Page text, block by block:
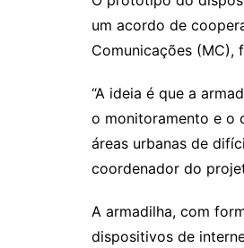
um acordo de
Comunicações
“A ideia é que a
o monitoramento e o
áreas urbanas de
coordenador do
A armadilha, com
dispositivos de